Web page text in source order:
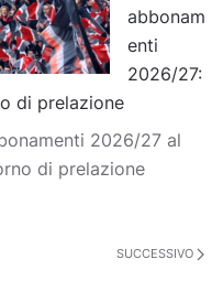
abbonam
enti
2026/27:
di prelazione
2026/27 al
di prelazione
SUCCESSIVO